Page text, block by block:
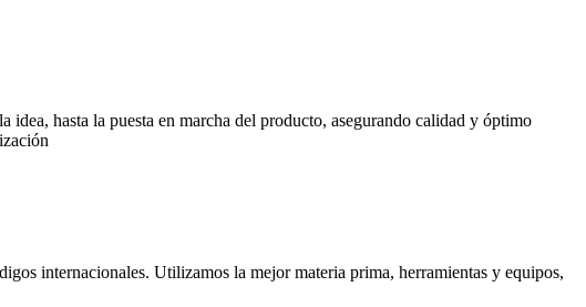
idea, hasta la puesta en marcha del producto, asegurando calidad y óptimo
internacionales. Utilizamos la mejor materia prima, herramientas y equipos,